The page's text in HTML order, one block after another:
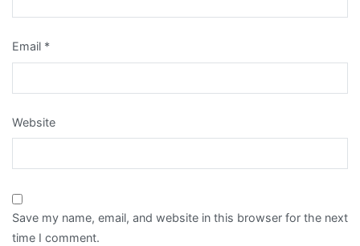
Email *
Website
Save my name, email, and website in this browser for the next
time I comment.